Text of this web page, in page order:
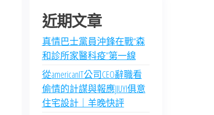
近期文章
真情巴士黨員沖鋒在戰“森
和診所家醫科疫”第一線
從americanIT公司CEO辭職看
偷情的計謀與報應JIUYI俱意
住宅設計｜羊晚快評